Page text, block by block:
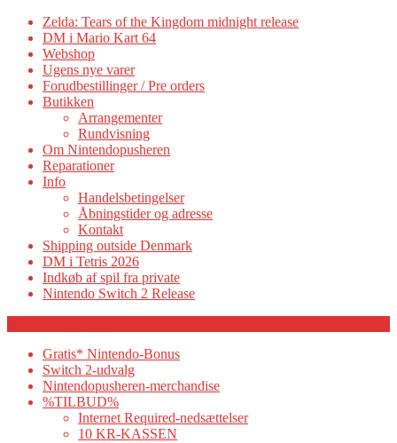
Zelda: Tears of the Kingdom midnight release
DM i Mario Kart 64
Webshop
Ugens nye varer
Forudbestillinger / Pre orders
Butikken
Arrangementer
Rundvisning
Om Nintendopusheren
Reparationer
Info
Handelsbetingelser
Åbningstider og adresse
Kontakt
Shipping outside Denmark
DM i Tetris 2026
Indkøb af spil fra private
Nintendo Switch 2 Release
Gratis* Nintendo-Bonus
Switch 2-udvalg
Nintendopusheren-merchandise
%TILBUD%
Internet Required-nedsættelser
10 KR-KASSEN